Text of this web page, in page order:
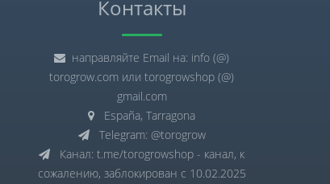
Контакты
направляйте Email на: info (@)
torogrow.com или torogrowshop (@)
gmail.com
España, Tarragona
Telegram: @torogrow
Канал: t.me/torogrowshop - канал, к
сожалению, заблокирован с 10.02.2025